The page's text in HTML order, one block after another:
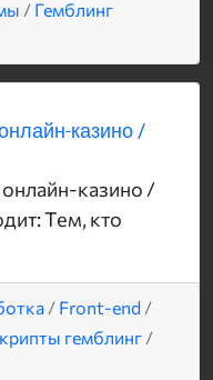
/ Гемблинг
казино /
казино /
Тем, кто
/ Front-end /
гемблинг /